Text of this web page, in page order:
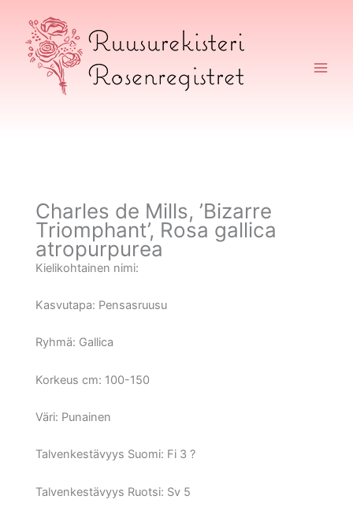
sisältöön
Charles de Mills, ’Bizarre
Triomphant’, Rosa gallica
atropurpurea
Kielikohtainen nimi:
Kasvutapa: Pensasruusu
Ryhmä: Gallica
Korkeus cm: 100-150
Väri: Punainen
Talvenkestävyys Suomi: Fi 3 ?
Talvenkestävyys Ruotsi: Sv 5